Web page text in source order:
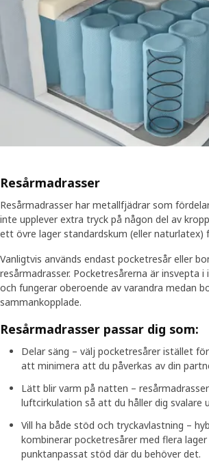
Resårmadrasser
Resårmadrasser har metallfjädrar som
inte upplever extra tryck på någon del av
ett övre lager standardskum (eller
Vanligtvis används endast pocketresår eller
resårmadrasser. Pocketresårerna är insvepta i
och fungerar oberoende av varandra medan
sammankopplade.
Resårmadrasser passar dig som:
Delar säng – välj pocketresårer istället
att minimera att du påverkas av din
Lätt blir varm på natten –
luftcirkulation så att du håller dig svalare
Vill ha både stöd och tryckavlastning –
kombinerar pocketresårer med flera
punktanpassat stöd där du behöver det.